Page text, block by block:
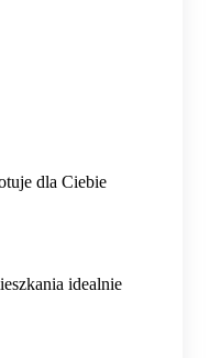
dla Ciebie
idealnie